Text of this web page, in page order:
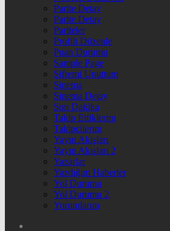
Parite Detay
Parite Detay
Pariteler
Profili Düzenle
Puan Durumu
Sample Page
Şifremi Unuttum
Sinema
Sinema Detay
Son Dakika
Takip Ettiklerim
Takipçilerim
Yayın Akışları
Yayın Akışları 2
Yazarlar
Yazdığım Haberler
Yol Durumu
Yol Durumu 2
Yorumlarım